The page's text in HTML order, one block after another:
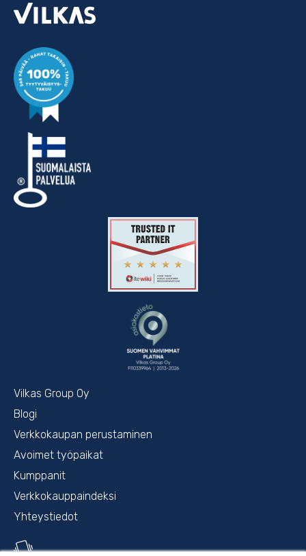
Vilkas Group Oy
Blogi
Verkkokaupan perustaminen
Avoimet työpaikat
Kumppanit
Verkkokauppaindeksi
Yhteystiedot